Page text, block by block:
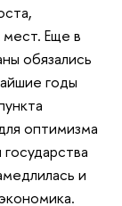
Еще в
обязались
годы
оптимизма
и